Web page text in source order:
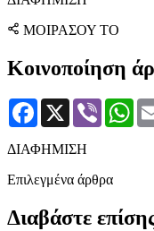
ΜΟΙΡΑΣΟΥ ΤΟ
Κοινοποίηση
Facebook
X Viber
ΔΙΑΦΗΜΙΣΗ
Επιλεγμένα άρθρα
Διαβάστε